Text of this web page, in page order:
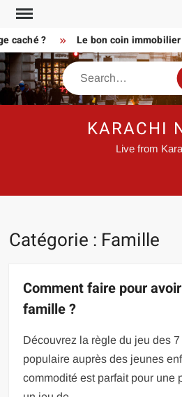
Skip
content
? Le bon coin immobilier
Search
KARACHI
Live from
Catégorie : Famille
Comment faire pour
famille ?
Découvrez la règle du jeu des
populaire auprès des jeunes
commodité est parfait pour une